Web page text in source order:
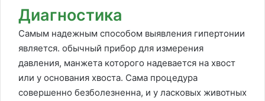
Диагностика
Самым надежным способом выявления гипертонии
является. обычный прибор для измерения
давления, манжета которого надевается на хвост
или у основания хвоста. Сама процедура
совершенно безболезненна, и у ласковых животных